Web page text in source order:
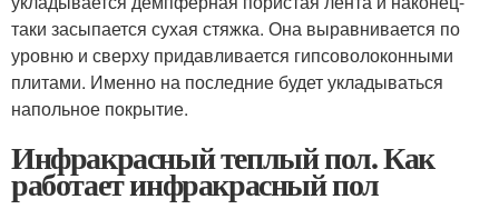
таки засыпается сухая стяжка. Она выравнивается по
уровню и сверху придавливается гипсоволоконными
плитами. Именно на последние будет укладываться
напольное покрытие.
Инфракрасный теплый пол. Как
работает инфракрасный пол